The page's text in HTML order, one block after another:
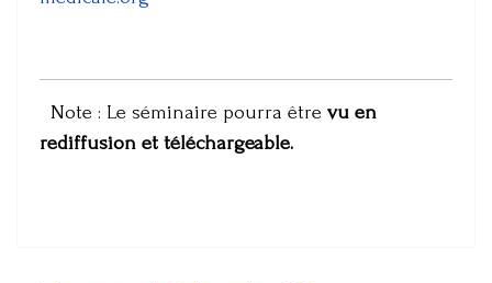
Note : Le séminaire pourra être vu en
rediffusion et téléchargeable.